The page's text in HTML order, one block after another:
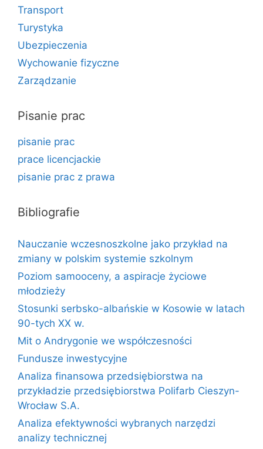
Transport
Turystyka
Ubezpieczenia
Wychowanie fizyczne
Zarządzanie
Pisanie prac
pisanie prac
prace licencjackie
pisanie prac z prawa
Bibliografie
Nauczanie wczesnoszkolne jako przykład na
zmiany w polskim systemie szkolnym
Poziom samooceny, a aspiracje życiowe
młodzieży
Stosunki serbsko-albańskie w Kosowie w latach
90-tych XX w.
Mit o Andrygonie we współczesności
Fundusze inwestycyjne
Analiza finansowa przedsiębiorstwa na
przykładzie przedsiębiorstwa Polifarb Cieszyn-
Wrocław S.A.
Analiza efektywności wybranych narzędzi
analizy technicznej